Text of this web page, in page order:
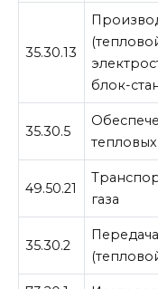
35.30.13
блок-
35.30.5
49.50.21
газа
35.30.2